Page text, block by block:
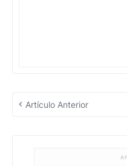
Artículo Anterior